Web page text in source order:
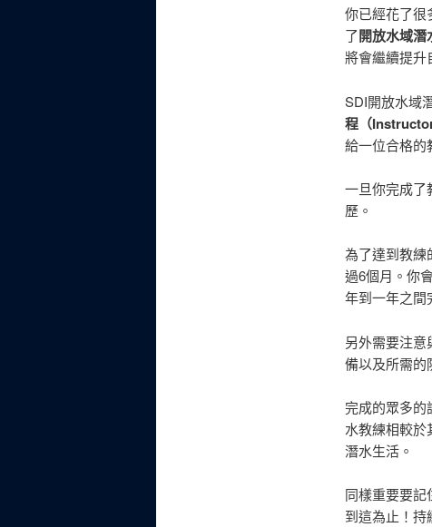
你已經花了很
了開放水域
將會繼續提升
SDI開放水域
程（
給一位合格的
一旦你完成了
歷。
為了達到教練
過6個月。你
年到一年之間
另外需要注
備以及所需的
完成的眾多的
水教練相較
潛水生活。
同樣重要要
到這為止！